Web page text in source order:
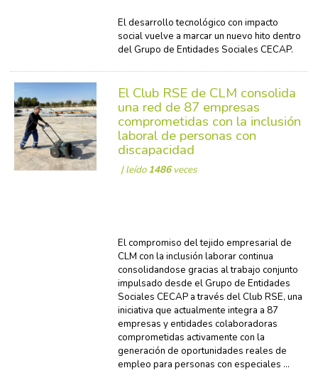
El desarrollo tecnológico con impacto
social vuelve a marcar un nuevo hito dentro
del Grupo de Entidades Sociales CECAP.
El Club RSE de CLM consolida
una red de 87 empresas
comprometidas con la inclusión
laboral de personas con
discapacidad
| leído1486veces
El compromiso del tejido empresarial de
CLM con la inclusión laborar continua
consolidandose gracias al trabajo conjunto
impulsado desde el Grupo de Entidades
Sociales CECAP a través del Club RSE, una
iniciativa que actualmente integra a 87
empresas y entidades colaboradoras
comprometidas activamente con la
generación de oportunidades reales de
empleo para personas con especiales ...